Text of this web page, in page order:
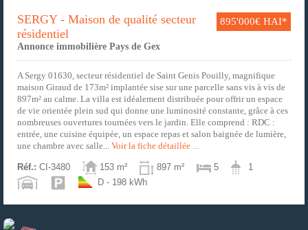
895'000€ HAI*
SERGY - Maison de qualité secteur
résidentiel
Annonce immobilière Pays de Gex
A Sergy 01630, secteur résidentiel de Saint Genis Pouilly, magnifique
maison Giraud de 173m² implantée sise sur une parcelle sans vis à vis de
897m² au calme. La villa est idéalement distribuée pour offrir un espace
de vie orientée plein sud qui donne une luminosité constante, grâce à ces
nombreuses ouvertures tournées vers le jardin. Elle comprend : RDC :
entrée, une cuisine équipée, un espace repas et salon baignée de lumière,
une chambre avec salle... Voir la fiche détaillée ...
Réf.: CI-3480 153 m² 897 m² 5
1
D - 198 kWh